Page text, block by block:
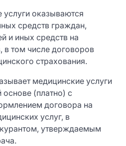
оказываются
средств граждан,
и иных средств на
в том числе договоров
страхования.
медицинские услуги
(платно) с
договора на
услуг, в
утверждаемым